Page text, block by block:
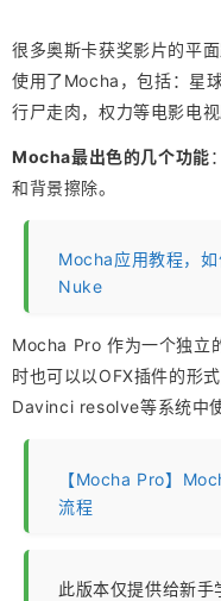
很多奥斯卡获奖影片的平
使用了Mocha，包括：星
行尸走肉，权力等电影电视
Mocha最出色的几个功能
和背景擦除。
Mocha应用教程，如
Nuke
Mocha Pro 作为一个独立
时也可以以OFX插件的形
Davinci resolve等系统中使
【Mocha Pro】
流程
此版本仅提供给新